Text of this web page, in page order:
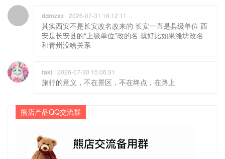
ddmzxz 2026-07-31 16:12:11
其实西安不是长安改名改来的 长安一直是县级单位 西
安是长安县的“上级单位”改的名 就好比如果潍坊改名
和青州没啥关系
taki 2026-07-30 15:06:31
旅行的意义，不在景区，不在终点，在路上
熊店产品QQ交流群